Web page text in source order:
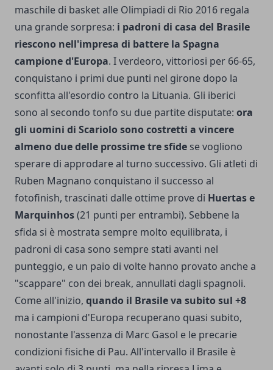
maschile di basket alle Olimpiadi di Rio 2016 regala
una grande sorpresa: i padroni di casa del Brasile
riescono nell'impresa di battere la Spagna
campione d'Europa. I verdeoro, vittoriosi per 66-65,
conquistano i primi due punti nel girone dopo la
sconfitta all'esordio contro la Lituania. Gli iberici
sono al secondo tonfo su due partite disputate: ora
gli uomini di Scariolo sono costretti a vincere
almeno due delle prossime tre sfide se vogliono
sperare di approdare al turno successivo. Gli atleti di
Ruben Magnano conquistano il successo al
fotofinish, trascinati dalle ottime prove di Huertas e
Marquinhos(21 punti per entrambi). Sebbene la
sfida si è mostrata sempre molto equilibrata, i
padroni di casa sono sempre stati avanti nel
punteggio, e un paio di volte hanno provato anche a
"scappare" con dei break, annullati dagli spagnoli.
Come all'inizio, quando il Brasile va subito sul +8
ma i campioni d'Europa recuperano quasi subito,
nonostante l'assenza di Marc Gasol e le precarie
condizioni fisiche di Pau. All'intervallo il Brasile è